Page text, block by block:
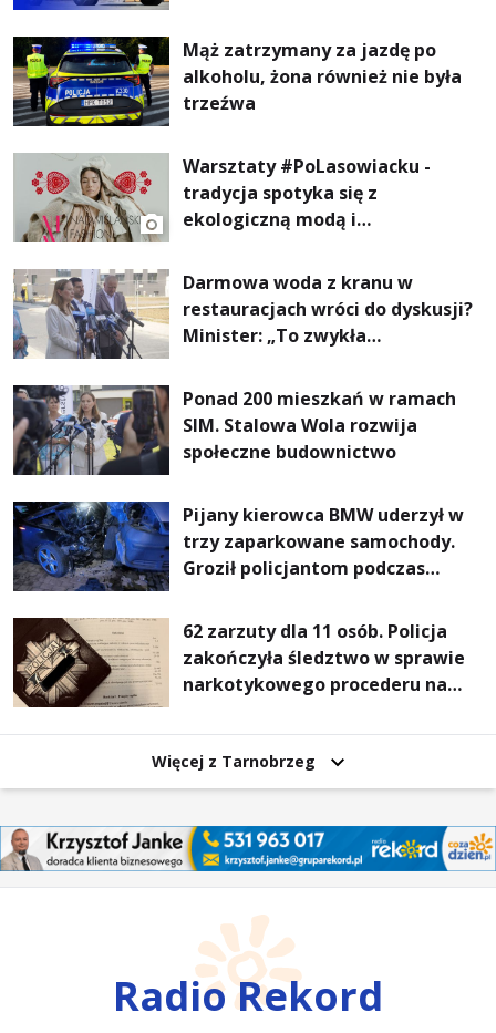
Mąż zatrzymany za jazdę po
alkoholu, żona również nie była
trzeźwa
Warsztaty #PoLasowiacku -
tradycja spotyka się z
ekologiczną modą i
Darmowa woda z kranu w
restauracjach wróci do dyskusji?
Minister: „To zwykła
Ponad 200 mieszkań w ramach
SIM. Stalowa Wola rozwija
społeczne budownictwo
Pijany kierowca BMW uderzył w
trzy zaparkowane samochody.
Groził policjantom podczas
62 zarzuty dla 11 osób. Policja
zakończyła śledztwo w sprawie
narkotykowego procederu na
Więcej z Tarnobrzeg
Radio Rekord